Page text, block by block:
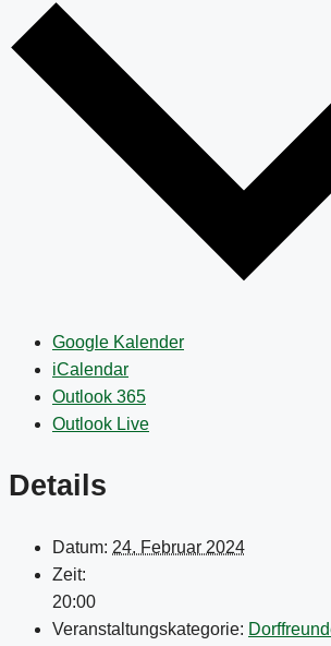
Google Kalender
iCalendar
Outlook 365
Outlook Live
Details
Datum: 24. Februar 2024
Zeit:
20:00
Veranstaltungskategorie: